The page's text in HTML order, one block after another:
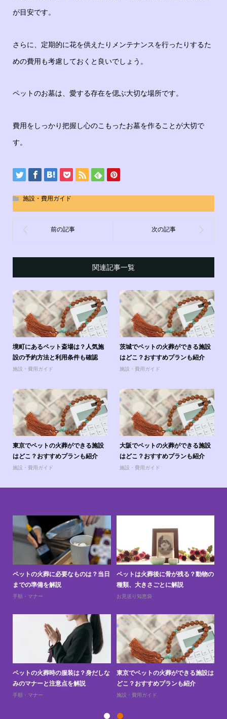
が目安です。
さらに、定期的に花を供えたりメンテナンスを行ったりするた
めの費用も考慮しておくと良いでしょう。
ペットのお墓は、愛する存在を偲ぶ大切な場所です。
費用をしっかり把握し心のこもったお墓を作ることが大切で
す。
施設・費用ガイド
関連記事一覧
境町にあるペット斎場は？人気施
設の予約方法と利用条件も確認
施設・費用ガイド
茨城でペットの火葬ができる施設
はどこ？おすすめプランも紹介
施設・費用ガイド
東京でペットの火葬ができる施設
はどこ？おすすめプランも紹介
施設・費用ガイド
大阪でペットの火葬ができる施設
はどこ？おすすめプランも紹介
施設・費用ガイド
ペットの火葬に必要なものは？当日
までの準備を解説
手順・マナー
ペットは火葬後に骨が残る？動物の
種類、大きさごとに解説
お見送り知恵袋
ペットの火葬時の服装は？身だしな
みのマナーと注意点を解説
手順・マナー
東京でペットの火葬ができる施設は
どこ？おすすめプランも紹介
施設・費用ガイド